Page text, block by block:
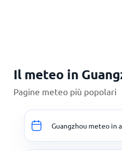
Il meteo in
Pagine meteo più popolari
Guangzhou meteo in